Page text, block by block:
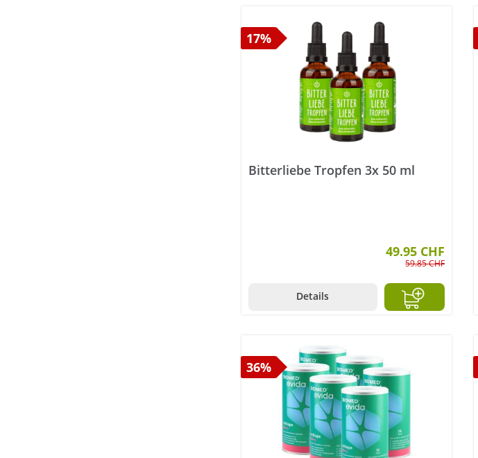
17%
Bitterliebe Tropfen 3x 50 ml
49.95 CHF
59.85 CHF
Details
36%